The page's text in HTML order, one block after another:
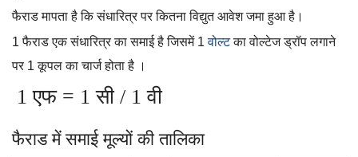
फैराड मापता है कि संधारित्र पर कितना विद्युत आवेश जमा हुआ है।
1 फैराड एक संधारित्र का समाई है जिसमें 1वोल्टका वोल्टेज ड्रॉप लगाने
पर 1 कूपल का चार्ज होता है ।
1 एफ = 1 सी / 1 वी
फैराड में समाई मूल्यों की तालिका